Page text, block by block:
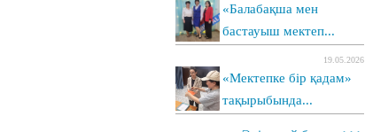
«Балабақша мен
бастауыш мектеп...
19.05.2026
«Мектепке бір қадам»
тақырыбында...